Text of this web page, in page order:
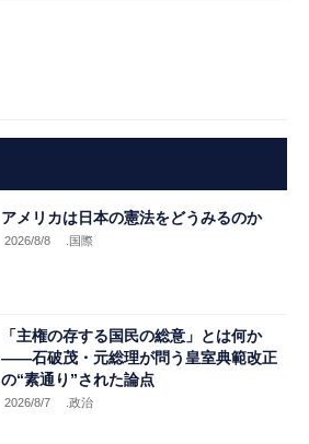
アメリカは日本の憲法をどうみるのか
2026/8/8 .国際
「主権の存する国民の総意」とは何か
――石破茂・元総理が問う皇室典範改正
の“素通り”された論点
2026/8/7 .政治